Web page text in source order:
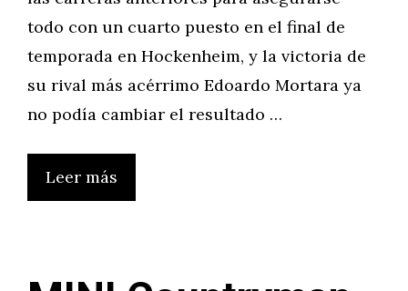
todo con un cuarto puesto en el final de
temporada en Hockenheim, y la victoria de
su rival más acérrimo Edoardo Mortara ya
no podía cambiar el resultado …
Leer más